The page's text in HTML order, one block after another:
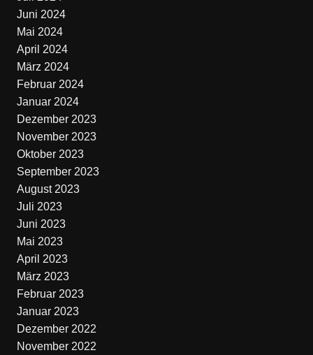
Juni 2024
Mai 2024
April 2024
März 2024
Februar 2024
Januar 2024
Dezember 2023
November 2023
Oktober 2023
September 2023
August 2023
Juli 2023
Juni 2023
Mai 2023
April 2023
März 2023
Februar 2023
Januar 2023
Dezember 2022
November 2022